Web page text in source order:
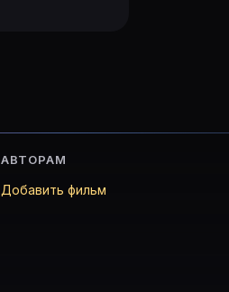
АВТОРАМ
Добавить фильм